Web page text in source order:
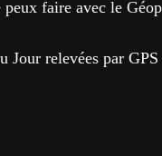
faire avec le
Jour relevées par